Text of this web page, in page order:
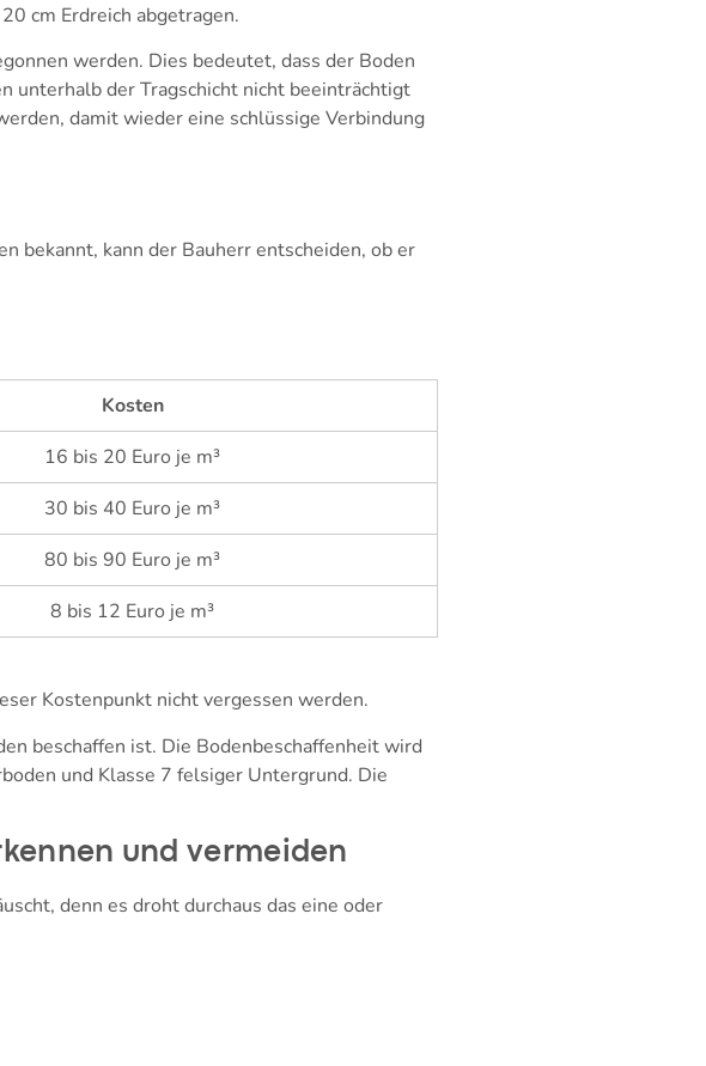
cm Erdreich abgetragen.
werden. Dies bedeutet, dass der Boden
unterhalb der Tragschicht nicht beeinträchtigt
damit wieder eine schlüssige Verbindung
bekannt, kann der Bauherr entscheiden, ob er
Kosten
16 bis 20 Euro je m³
30 bis 40 Euro je m³
80 bis 90 Euro je m³
8 bis 12 Euro je m³
Kostenpunkt nicht vergessen werden.
beschaffen ist. Die Bodenbeschaffenheit wird
und Klasse 7 felsiger Untergrund. Die
und vermeiden
denn es droht durchaus das eine oder